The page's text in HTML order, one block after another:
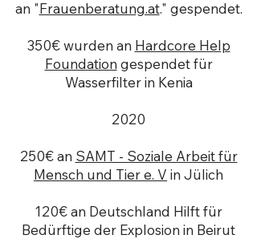
an "Frauenberatung.at." gespendet.
350€ wurden an Hardcore Help
Foundation gespendet für
Wasserfilter in Kenia
2020
250€ an SAMT - Soziale Arbeit für
Mensch und Tier e. V in Jülich
120€ an Deutschland Hilft für
Bedürftige der Explosion in Beirut